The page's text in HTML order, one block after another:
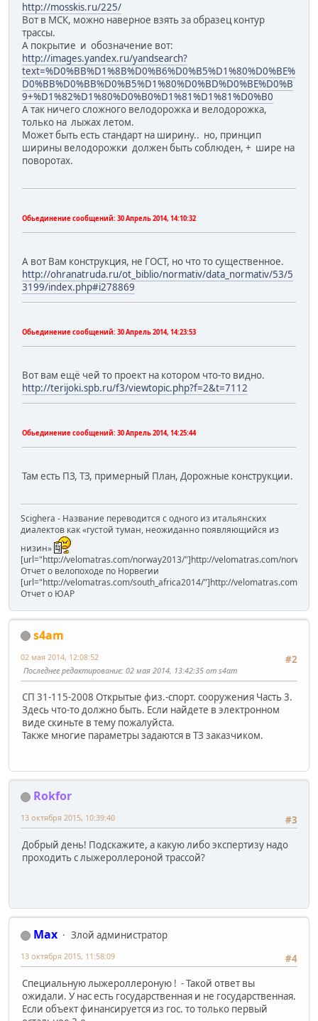
http://mosskis.ru/225/
Вот в МСК, можно наверное взять за образец контур
трассы.
А покрытие и обозначение вот:
http://images.yandex.ru/yandsearch?
text=%D0%BB%D1%8B%D0%B6%D0%B5%D1%80%D0%BE%
D0%BB%D0%BB%D0%B5%D1%80%D0%BD%D0%BE%D0%B
9+%D1%82%D1%80%D0%B0%D1%81%D1%81%D0%B0
А так ничего сложного велодорожка и велодорожка,
только на лыжах летом.
Может быть есть стандарт на ширину.. но, принцип
ширины велодорожки должен быть соблюден, + шире на
поворотах.
Обьединение сообщений: 30 Апрель 2014, 14:10:32
А вот Вам конструкция, не ГОСТ, но что то существенное.
http://ohranatruda.ru/ot_biblio/normativ/data_normativ/53/5
3199/index.php#i278869
Обьединение сообщений: 30 Апрель 2014, 14:23:53
Вот вам ещё чей то проект на котором что-то видно.
http://terijoki.spb.ru/f3/viewtopic.php?f=2&t=7112
Обьединение сообщений: 30 Апрель 2014, 14:25:44
Там есть ПЗ, ТЗ, примерный План, Дорожные конструкции.
Scighera - Название переводится с одного из итальянских
диалектов как «густой туман, неожиданно появляющийся из
низин»
[url="http://velomatras.com/norway2013/"]http://velomatras.com/
Отчет о велопоходе по Норвегии
[url="http://velomatras.com/south_africa2014/"]http://velomatras.com/
Отчет о ЮАР
s4am
#2
02 мая 2014, 12:08:52
Последнее редактирование: 02 мая 2014, 13:42:35 от s4am
СП 31-115-2008 Открытые физ.-спорт. сооружения Часть 3.
Здесь что-то должно быть. Если найдете в электронном
виде скиньте в тему пожалуйста.
Также многие параметры задаются в ТЗ заказчиком.
Rokfor
#3
13 октября 2015, 10:39:40
Добрый день! Подскажите, а какую либо экспертизу надо
проходить с лыжероллероной трассой?
Max
Злой администратор
#4
13 октября 2015, 11:58:09
Специальную лыжероллероную ! - Такой ответ вы
ожидали. У нас есть государственная и не государственная.
Если объект финансируется из гос. то только первый